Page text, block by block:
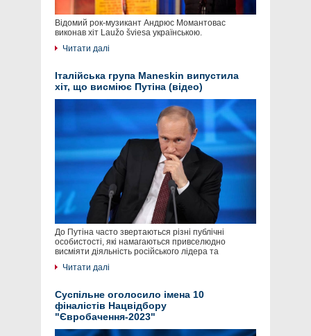
Відомий рок-музикант Андрюс Момантовас
виконав хіт Laužo šviesa українською.
Читати далі
Італійська група Maneskin випустила
хіт, що висміює Путіна (відео)
До Путіна часто звертаються різні публічні
особистості, які намагаються привселюдно
висміяти діяльність російського лідера та
Читати далі
Суспільне оголосило імена 10
фіналістів Нацвідбору
"Євробачення-2023"